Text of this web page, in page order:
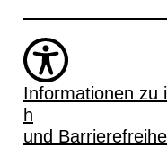
Informationen zu
h
und